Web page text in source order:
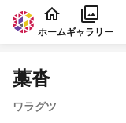
本文に飛ぶ
ホームギャラリー
藁沓
ワラグツ